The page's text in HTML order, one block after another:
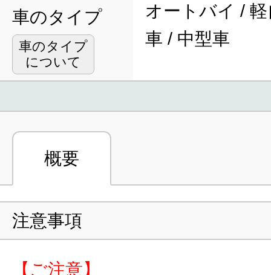
車のタイプ
車のタイプ
について
オートバイ /
車 / 中型車
概要
注意事項
【ご注意】